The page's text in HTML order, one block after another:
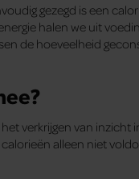
gezegd is een
halen we uit
de hoeveelheid
verkrijgen van
alleen niet